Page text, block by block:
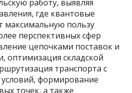
работу, выявляя
где квантовые
максимальную пользу
перспективных сфер
цепочками поставок и
оптимизация складской
транспорта с
формирование
точек, а также